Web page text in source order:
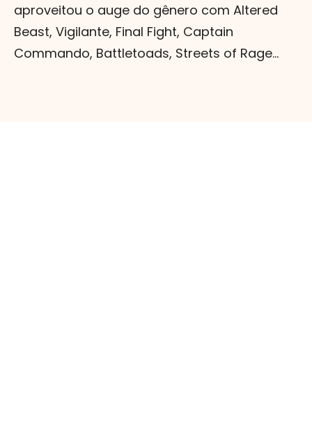
aproveitou o auge do gênero com Altered
Beast, Vigilante, Final Fight, Captain
Commando, Battletoads, Streets of Rage...